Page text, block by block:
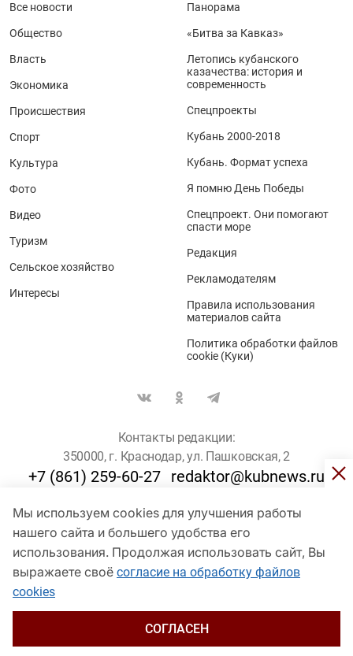
Мы используем cookies для улучшения работы
нашего сайта и большего удобства его
использования. Продолжая использовать сайт, Вы
выражаете своё согласие на обработку файлов
cookies
СОГЛАСЕН
Все новости
Общество
Власть
Экономика
Происшествия
Спорт
Культура
Фото
Видео
Туризм
Сельское хозяйство
Интересы
Панорама
«Битва за Кавказ»
Летопись кубанского
казачества: история и
современность
Спецпроекты
Кубань 2000-2018
Кубань. Формат успеха
Я помню День Победы
Спецпроект. Они помогают
спасти море
Редакция
Рекламодателям
Правила использования
материалов сайта
Политика обработки файлов
cookie (Куки)
Контакты редакции:
350000, г. Краснодар, ул. Пашковская, 2
+7 (861) 259-60-27 redaktor@kubnews.ru
Для пользователей старше 16 лет
© Кубанские Новости, 2017
Сетевое издание «kubnews» зарегистрировано Федеральной
службой по надзору в сфере связи, информационных технологий
и массовых коммуникаций (Роскомнадзор). Регистрационный
Пашковская, 2). Главный редактор – Филиппов О. Ю.